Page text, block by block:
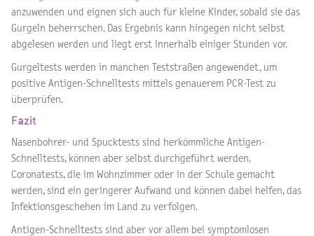
anzuwenden und eignen sich auch für kleine Kinder, sobald sie das
Gurgeln beherrschen. Das Ergebnis kann hingegen nicht selbst
abgelesen werden und liegt erst innerhalb einiger Stunden vor.
Gurgeltests werden in manchen Teststraßen angewendet, um
positive Antigen-Schnelltests mittels genauerem PCR-Test zu
überprüfen.
Fazit
Nasenbohrer- und Spucktests sind herkömmliche Antigen-
Schnelltests, können aber selbst durchgeführt werden.
Coronatests, die im Wohnzimmer oder in der Schule gemacht
werden, sind ein geringerer Aufwand und können dabei helfen, das
Infektionsgeschehen im Land zu verfolgen.
Antigen-Schnelltests sind aber vor allem bei symptomlosen